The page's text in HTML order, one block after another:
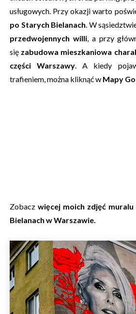
usługowych. Przy okazji warto
po Starych Bielanach. W
przedwojennych willi, a przy
się zabudowa mieszkaniowa
części Warszawy. A kiedy
trafieniem, można kliknąć w Mapy
Zobacz więcej moich zdjęć
Bielanach w Warszawie.